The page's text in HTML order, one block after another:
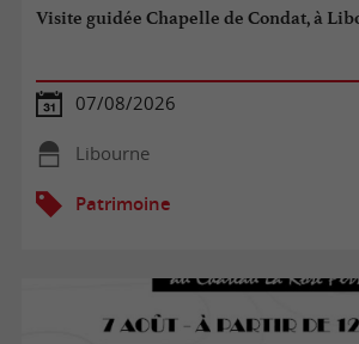
Visite guidée Chapelle de Condat, à
07/08/2026
Libourne
Patrimoine